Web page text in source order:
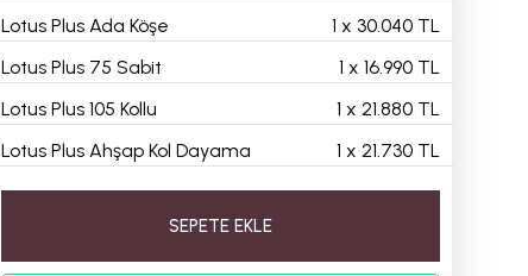
Lotus Plus Ada Köşe
1 x 30.040 TL
Lotus Plus 75 Sabit
1 x 16.990 TL
Lotus Plus 105 Kollu
1 x 21.880 TL
Lotus Plus Ahşap Kol Dayama
1 x 21.730 TL
SEPETE EKLE